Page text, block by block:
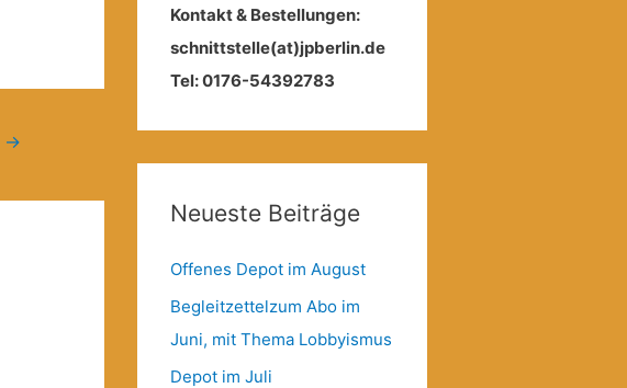
→
Kontakt & Bestellungen:
schnittstelle(at)jpberlin.de
Tel: 0176-54392783
Neueste Beiträge
Offenes Depot im August
Begleitzettelzum Abo im
Juni, mit Thema Lobbyismus
Depot im Juli